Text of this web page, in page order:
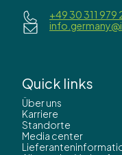
+49 30 311 979
Quick links
Über uns
Karriere
Standorte
Media center